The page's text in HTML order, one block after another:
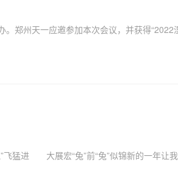
郑州天一应邀参加本次会议，并获得
飞猛进 大展宏“兔”前“兔”似锦新的一年让